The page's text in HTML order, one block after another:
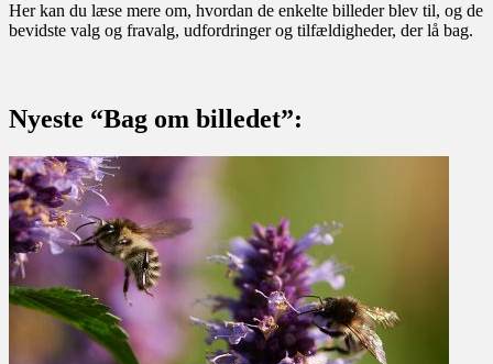
Her kan du læse mere om, hvordan de enkelte billeder blev til, og de
bevidste valg og fravalg, udfordringer og tilfældigheder, der lå bag.
Nyeste “Bag om billedet”: